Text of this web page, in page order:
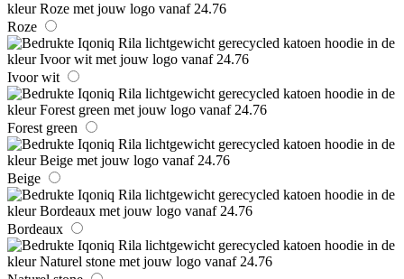
Roze
Ivoor wit
Forest green
Beige
Bordeaux